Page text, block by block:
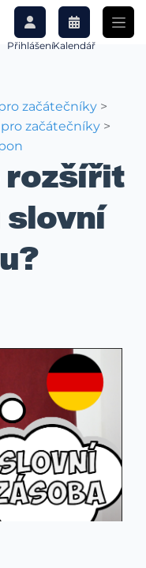
PřihlášeníKalendář
začátečníky >
začátečníky>
rozšířit
slovní